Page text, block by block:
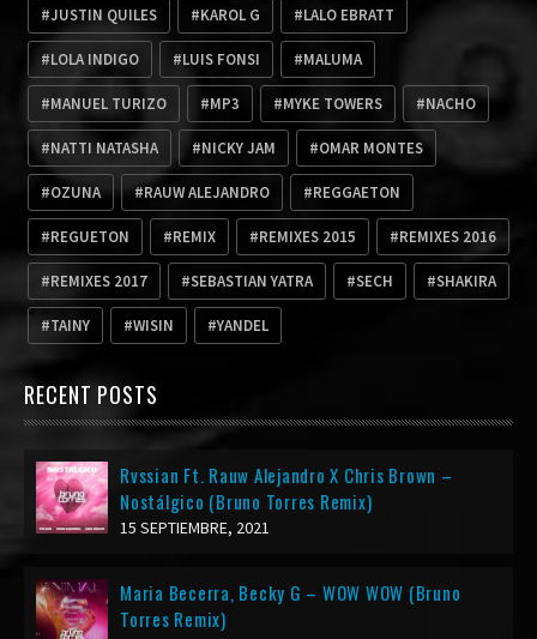
JUSTIN QUILES KAROL G LALO EBRATT
LOLA INDIGO LUIS FONSI MALUMA
MANUEL TURIZO MP3 MYKE TOWERS NACHO
NATTI NATASHA NICKY JAM OMAR MONTES
OZUNA RAUW ALEJANDRO REGGAETON
REGUETON REMIX REMIXES 2015 REMIXES 2016
REMIXES 2017 SEBASTIAN YATRA SECH SHAKIRA
TAINY WISIN YANDEL
RECENT POSTS
Rvssian Ft. Rauw Alejandro X Chris Brown –
Nostálgico (Bruno Torres Remix)
15 SEPTIEMBRE, 2021
Maria Becerra, Becky G – WOW WOW (Bruno
Torres Remix)